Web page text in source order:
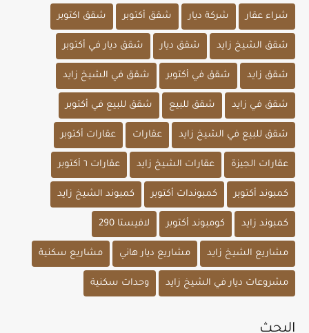
شراء عقار شركة ديار شقق أكتوبر شقق اكتوبر
شقق الشيخ زايد شقق ديار شقق ديار في أكتوبر
شقق زايد شقق في أكتوبر شقق في الشيخ زايد
شقق في زايد شقق للبيع شقق للبيع في أكتوبر
شقق للبيع في الشيخ زايد عقارات عقارات أكتوبر
عقارات الجيزة عقارات الشيخ زايد عقارات ٦ أكتوبر
كمبوند أكتوبر كمبوندات أكتوبر كمبوند الشيخ زايد
كمبوند زايد كومبوند أكتوبر لافيستا 290
مشاريع الشيخ زايد مشاريع ديار هاني مشاريع سكنية
مشروعات ديار في الشيخ زايد وحدات سكنية
البحث